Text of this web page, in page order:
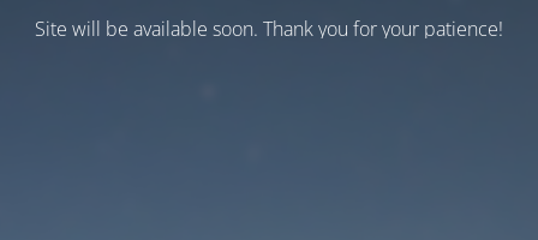
Site will be available soon. Thank you for your patience!